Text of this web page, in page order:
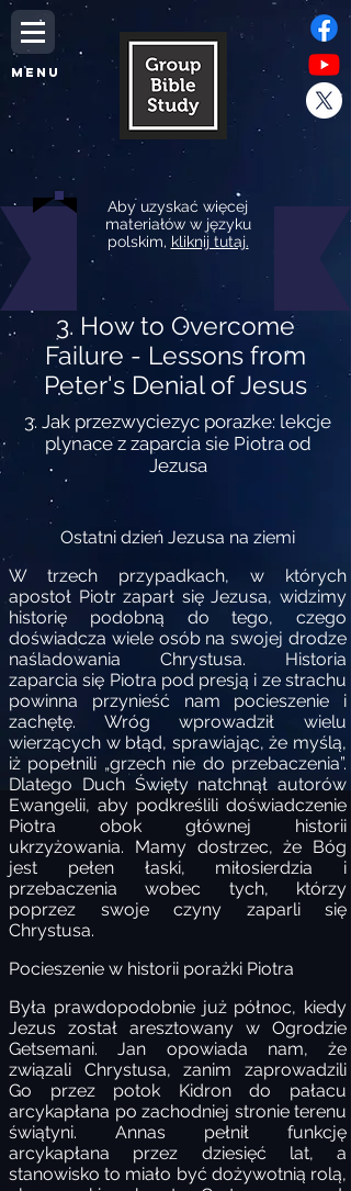
MENU
Aby uzyskać więcej
materiałów w języku
polskim, kliknij tutaj.
3. How to Overcome
Failure - Lessons from
Peter's Denial of Jesus
3. Jak przezwyciezyc porazke: lekcje
plynace z zaparcia sie Piotra od
Jezusa
Ostatni dzień Jezusa na ziemi
W trzech przypadkach, w których
apostoł Piotr zaparł się Jezusa, widzimy
historię podobną do tego, czego
doświadcza wiele osób na swojej drodze
naśladowania Chrystusa. Historia
zaparcia się Piotra pod presją i ze strachu
powinna przynieść nam pocieszenie i
zachętę. Wróg wprowadził wielu
wierzących w błąd, sprawiając, że myślą,
iż popełnili „grzech nie do przebaczenia”.
Dlatego Duch Święty natchnął autorów
Ewangelii, aby podkreślili doświadczenie
Piotra obok głównej historii
ukrzyżowania. Mamy dostrzec, że Bóg
jest pełen łaski, miłosierdzia i
przebaczenia wobec tych, którzy
poprzez swoje czyny zaparli się
Chrystusa.
Pocieszenie w historii porażki Piotra
Była prawdopodobnie już północ, kiedy
Jezus został aresztowany w Ogrodzie
Getsemani. Jan opowiada nam, że
związali Chrystusa, zanim zaprowadzili
Go przez potok Kidron do pałacu
arcykapłana po zachodniej stronie terenu
świątyni. Annas pełnił funkcję
arcykapłana przez dziesięć lat, a
stanowisko to miało być dożywotnią rolą,